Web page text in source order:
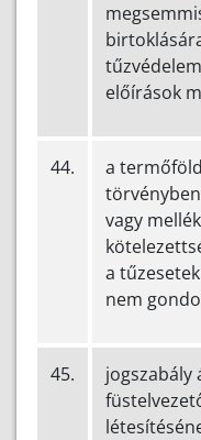
előírások
44.
a
vagy
a
nem
45.
jogszabály